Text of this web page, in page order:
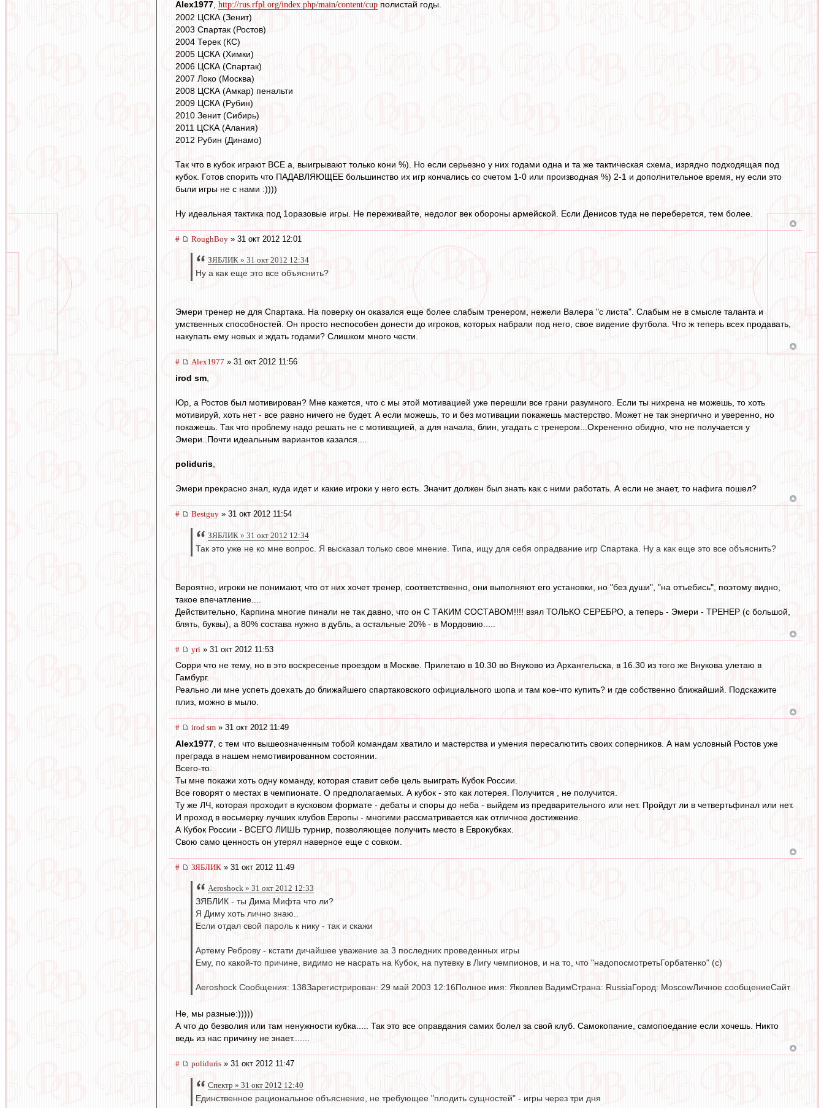
Alex1977 http://rus.rfpl.org/index.php/main/content/cup полистай годы.
2002 ЦСКА (Зенит)
2003 Спартак (Ростов)
2004 Терек (КС)
2005 ЦСКА (Химки)
2006 ЦСКА (Спартак)
2007 Локо (Москва)
2008 ЦСКА (Амкар) пенальти
2009 ЦСКА (Рубин)
2010 Зенит (Сибирь)
2011 ЦСКА (Алания)
2012 Рубин (Динамо)
Так что в кубок играют ВСЕ а, выигрывают только кони %). Но если серьезно у них годами одна и та же тактическая схема, изрядно подходящая под
кубок. Готов спорить что ПАДАВЛЯЮЩЕЕ большинство их игр кончались со счетом 1-0 или производная %) 2-1 и дополнительное время, ну если это
были игры не с нами :))))
Ну идеальная тактика под 1оразовые игры. Не переживайте, недолог век обороны армейской. Если Денисов туда не переберется, тем более.
# RoughBoy » 31 окт 2012 12:01
ЗЯБЛИК » 31 окт 2012 12:34
Ну а как еще это все объяснить?
Эмери тренер не для Спартака. На поверку он оказался еще более слабым тренером, нежели Валера "с листа". Слабым не в смысле таланта и
умственных способностей. Он просто неспособен донести до игроков, которых набрали под него, свое видение футбола. Что ж теперь всех продавать,
накупать ему новых и ждать годами? Слишком много чести.
# Alex1977 » 31 окт 2012 11:56
irod sm
Юр, а Ростов был мотивирован? Мне кажется, что с мы этой мотивацией уже перешли все грани разумного. Если ты нихрена не можешь, то хоть
мотивируй, хоть нет - все равно ничего не будет. А если можешь, то и без мотивации покажешь мастерство. Может не так энергично и уверенно, но
покажешь. Так что проблему надо решать не с мотивацией, а для начала, блин, угадать с тренером...Охрененно обидно, что не получается у
Эмери..Почти идеальным вариантов казался....
poliduris
Эмери прекрасно знал, куда идет и какие игроки у него есть. Значит должен был знать как с ними работать. А если не знает, то нафига пошел?
# Bestguy » 31 окт 2012 11:54
ЗЯБЛИК » 31 окт 2012 12:34
Так это уже не ко мне вопрос. Я высказал только свое мнение. Типа, ищу для себя опрадвание игр Спартака. Ну а как еще это все объяснить?
Вероятно, игроки не понимают, что от них хочет тренер, соответственно, они выполняют его установки, но "без души", "на отъебись", поэтому видно,
такое впечатление....
Действительно, Карпина многие пинали не так давно, что он С ТАКИМ СОСТАВОМ!!!! взял ТОЛЬКО СЕРЕБРО, а теперь - Эмери - ТРЕНЕР (с большой,
блять, буквы), а 80% состава нужно в дубль, а остальные 20% - в Мордовию.....
# yri » 31 окт 2012 11:53
Сорри что не тему, но в это воскресенье проездом в Москве. Прилетаю в 10.30 во Внуково из Архангельска, в 16.30 из того же Внукова улетаю в
Гамбург.
Реально ли мне успеть доехать до ближайшего спартаковского официального шопа и там кое-что купить? и где собственно ближайший. Подскажите
плиз, можно в мыло.
# irod sm » 31 окт 2012 11:49
Alex1977 , с тем что вышеозначенным тобой командам хватило и мастерства и умения пересалютить своих соперников. А нам условный Ростов уже
преграда в нашем немотивированном состоянии.
Всего-то.
Ты мне покажи хоть одну команду, которая ставит себе цель выиграть Кубок России.
Все говорят о местах в чемпионате. О предполагаемых. А кубок - это как лотерея. Получится , не получится.
Ту же ЛЧ, которая проходит в кусковом формате - дебаты и споры до неба - выйдем из предварительного или нет. Пройдут ли в четвертьфинал или нет.
И проход в восьмерку лучших клубов Европы - многими рассматривается как отличное достижение.
А Кубок России - ВСЕГО ЛИШЬ турнир, позволяющее получить место в Еврокубках.
Свою само ценность он утерял наверное еще с совком.
# ЗЯБЛИК » 31 окт 2012 11:49
Aeroshock » 31 окт 2012 12:33
ЗЯБЛИК - ты Дима Мифта что ли?
Я Диму хоть лично знаю..
Если отдал свой пароль к нику - так и скажи
Артему Реброву - кстати дичайшее уважение за 3 последних проведенных игры
Ему, по какой-то причине, видимо не насрать на Кубок, на путевку в Лигу чемпионов, и на то, что "надопосмотретьГорбатенко" (с)
Aeroshock Сообщения: 138Зарегистрирован: 29 май 2003 12:16Полное имя: Яковлев ВадимСтрана: RussiaГород: MoscowЛичное сообщениеСайт
Не, мы разные:)))))
А что до безволия или там ненужности кубка..... Так это все оправдания самих болел за свой клуб. Самокопание, самопоедание если хочешь. Никто
ведь из нас причину не знает.......
# poliduris » 31 окт 2012 11:47
Спектр » 31 окт 2012 12:40
Единственное рациональное объяснение, не требующее "плодить сущностей" - игры через три дня